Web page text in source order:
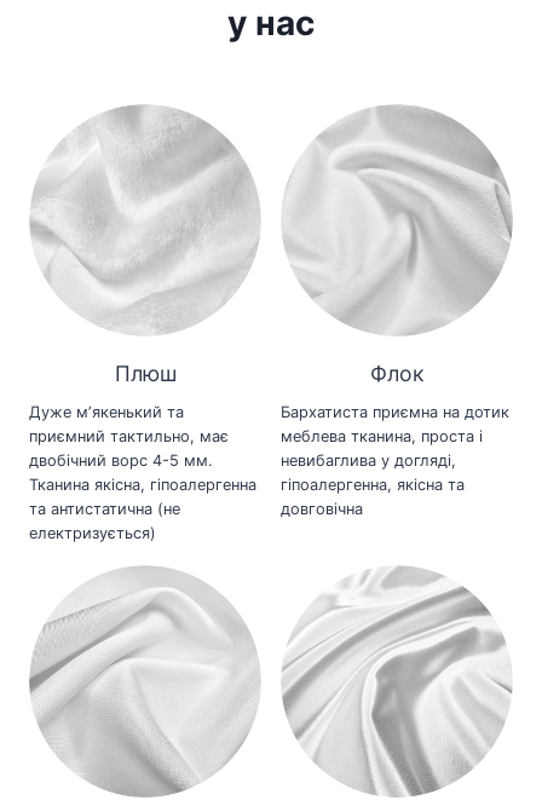
у нас
Плюш
Дуже мʼякенький та
приємний тактильно, має
двобічний ворс 4-5 мм.
Тканина якісна, гіпоалергенна
та антистатична (не
електризується)
Флок
Бархатиста приємна на дотик
меблева тканина, проста і
невибаглива у догляді,
гіпоалергенна, якісна та
довговічна